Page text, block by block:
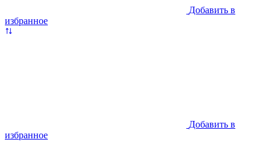
Добавить в
избранное
Добавить в
избранное